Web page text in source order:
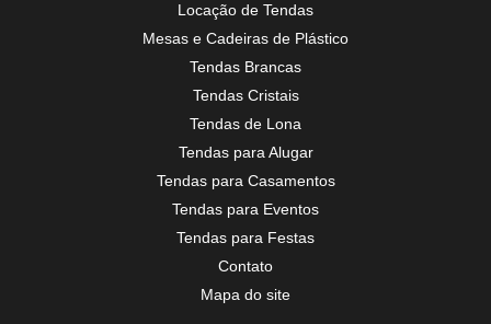
Locação de Tendas
Mesas e Cadeiras de Plástico
Tendas Brancas
Tendas Cristais
Tendas de Lona
Tendas para Alugar
Tendas para Casamentos
Tendas para Eventos
Tendas para Festas
Contato
Mapa do site